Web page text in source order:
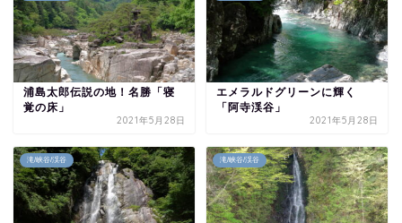
浦島太郎伝説の地！名勝「寝
覚の床」
2021年5月28日
エメラルドグリーンに輝く
「阿寺渓谷」
2021年5月28日
滝/峡谷/渓谷 滝/峡谷/渓谷